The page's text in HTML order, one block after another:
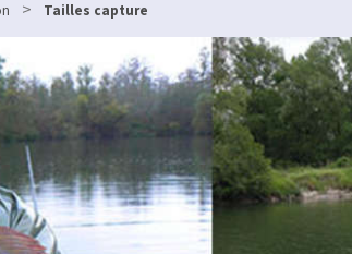
> Tailles capture